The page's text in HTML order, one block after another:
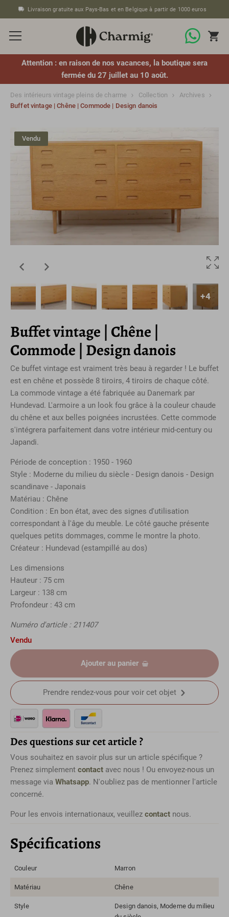
Livraison gratuite aux Pays-Bas et en Belgique à partir de 1000 euros
Attention : en raison de nos vacances, la boutique sera
fermée du 27 juillet au 10 août.
Des intérieurs vintage pleins de charme Collection
Archives
Buffet vintage | Chêne | Commode | Design danois
Vendu
+4
Buffet vintage | Chêne |
Commode | Design danois
Ce buffet vintage est vraiment très beau à regarder ! Le buffet
est en chêne et possède 8 tiroirs, 4 tiroirs de chaque côté.
La commode vintage a été fabriquée au Danemark par
Hundevad. L'armoire a un look fou grâce à la couleur chaude
du chêne et aux belles poignées incrustées. Cette commode
s'intégrera parfaitement dans votre intérieur mid-century ou
Japandi.
Période de conception : 1950 - 1960
Style : Moderne du milieu du siècle - Design danois - Design
scandinave - Japonais
Matériau : Chêne
Condition : En bon état, avec des signes d'utilisation
correspondant à l'âge du meuble. Le côté gauche présente
quelques petits dommages, comme le montre la photo.
Créateur : Hundevad (estampillé au dos)
Les dimensions
Hauteur : 75 cm
Largeur : 138 cm
Profondeur : 43 cm
Numéro d'article : 211407
Vendu
Ajouter au panier
Prendre rendez-vous pour voir cet objet
Des questions sur cet article ?
Vous souhaitez en savoir plus sur un article spécifique ?
Prenez simplement contact avec nous ! Ou envoyez-nous un
message via Whatsapp. N'oubliez pas de mentionner l'article
concerné.
Pour les envois internationaux, veuillez contact nous.
Spécifications
Couleur Marron
Matériau Chêne
Style
Design danois, Moderne du milieu